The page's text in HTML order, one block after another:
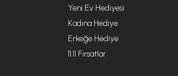
Yeni Ev Hediyesi
Kadına Hediye
Erkeğe Hediye
11.11 Fırsatlar